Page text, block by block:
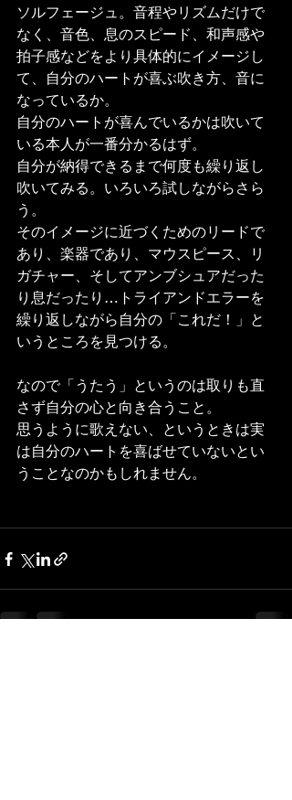
ソルフェージュ。音程やリズムだけで
なく、音色、息のスピード、和声感や
拍子感などをより具体的にイメージし
て、自分のハートが喜ぶ吹き方、音に
なっているか。
自分のハートが喜んでいるかは吹いて
いる本人が一番分かるはず。
自分が納得できるまで何度も繰り返し
吹いてみる。いろいろ試しながらさら
う。
そのイメージに近づくためのリードで
あり、楽器であり、マウスピース、リ
ガチャー、そしてアンブシュアだった
り息だったり…トライアンドエラーを
繰り返しながら自分の「これだ！」と
いうところを見つける。
なので「うたう」というのは取りも直
さず自分の心と向き合うこと。
思うように歌えない、というときは実
は自分のハートを喜ばせていないとい
うことなのかもしれません。